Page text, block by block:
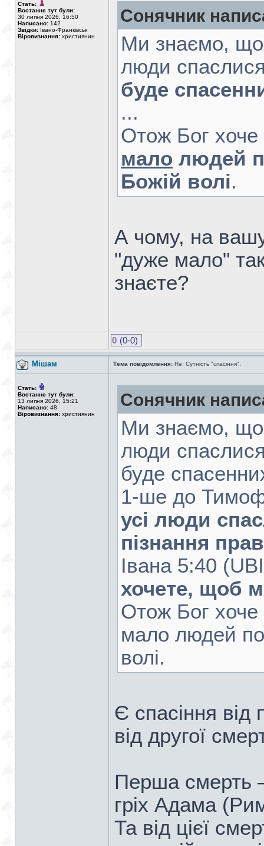
Стать:
Востаннє тут були:
30 липня 2026, 16:50
Написано: 142
Звідки: Івано-Франківськ
Віровизнання: християнин
Сонячник
Ми знаємо,
люди
буде
...
Отож Бог
мало людей
Божій волі.
А чому, на
"дуже мало"
знаєте?
0 (0-0)
Мішам Тема повідомлення: Re: Сутність "спасіння".
Стать:
Востаннє тут були:
13 липня 2026, 15:21
Написано: 48
Віровизнання: християнин
Сонячник
Ми знаємо,
люди
буде
1-ше до
усі люди
пізнання
Івана 5:40
хочете, щоб
Отож Бог
мало людей
волі.
Є спасіння від
від другої
Перша смерть
гріх Адама
Та від цієї